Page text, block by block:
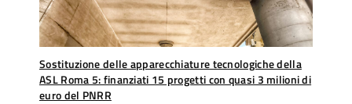
Sostituzione delle apparecchiature tecnologiche della
ASL Roma 5: finanziati 15 progetti con quasi 3 milioni di
euro del PNRR